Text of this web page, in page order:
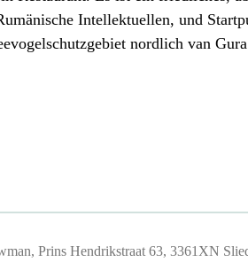
Intellektuellen, und
nordlich van
Prins Hendrikstraat 63, 3361XN